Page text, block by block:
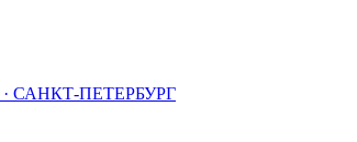
· САНКТ-ПЕТЕРБУРГ